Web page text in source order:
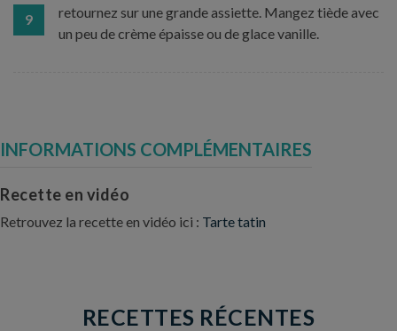
9
retournez sur une grande assiette. Mangez tiède avec
un peu de crème épaisse ou de glace vanille.
INFORMATIONS COMPLÉMENTAIRES
Recette en vidéo
Retrouvez la recette en vidéo ici : Tarte tatin
RECETTES RÉCENTES